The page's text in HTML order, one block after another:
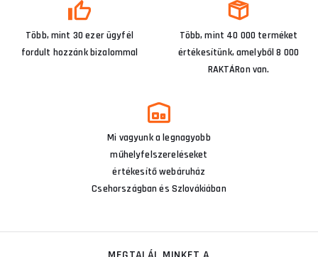
Több, mint 30 ezer ügyfél
fordult hozzánk bizalommal
Több, mint 40 000 terméket
értékesítünk, amelyből 8 000
RAKTÁRon van.
Mi vagyunk a legnagyobb
műhelyfelszereléseket
értékesítő webáruház
Csehországban és Szlovákiában